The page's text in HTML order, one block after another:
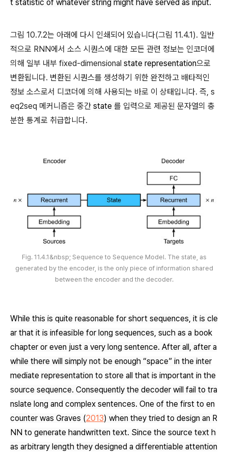
t statistic of whatever string might have served as input.
그림 10.7.2는 아래에 다시 인쇄되어 있습니다(그림 11.4.1). 일반
적으로 RNN에서 소스 시퀀스에 대한 모든 관련 정보는 인코더에
의해 일부 내부 fixed-dimensional state representation으로
변환됩니다. 변환된 시퀀스를 생성하기 위한 완전하고 배타적인
정보 소스로서 디코더에 의해 사용되는 바로 이 상태입니다. 즉, s
eq2seq 메커니즘은 중간 state 를 입력으로 제공된 문자열의 충
분한 통계로 취급합니다.
Fig. 11.4.1&nbsp; Sequence to Sequence Model. The state, as
generated by the encoder, is the only piece of information shared
between the encoder and the decoder.
While this is quite reasonable for short sequences, it is cle
ar that it is infeasible for long sequences, such as a book
chapter or even just a very long sentence. After all, after a
while there will simply not be enough “space” in the inter
mediate representation to store all that is important in the
source sequence. Consequently the decoder will fail to tra
nslate long and complex sentences. One of the first to en
counter was Graves (2013) when they tried to design an R
NN to generate handwritten text. Since the source text h
as arbitrary length they designed a differentiable attention